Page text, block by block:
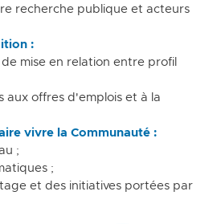
recherche publique et acteurs
:
mise en relation entre profil
aux offres d'emplois et à la
vivre la Communauté :
;
;
et des initiatives portées par